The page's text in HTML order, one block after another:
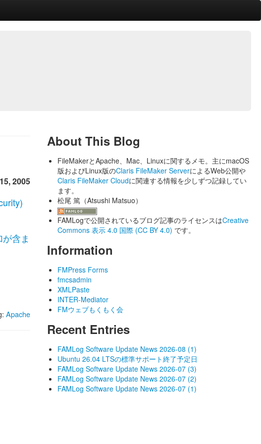
2005
含ま
Apache
About This Blog
FileMakerとApache、Mac、Linuxに関するメモ。主にmacOS
版およびLinux版のClaris FileMaker ServerによるWeb公開や
Claris FileMaker Cloudに関連する情報を少しずつ記録してい
ます。
松尾 篤（Atsushi Matsuo）
FAMLogで公開されているブログ記事のライセンスはCreative
Commons 表示 4.0 国際 (CC BY 4.0) です。
Information
FMPress Forms
fmcsadmin
XMLPaste
INTER-Mediator
FMウェブもくもく会
Recent Entries
FAMLog Software Update News 2026-08 (1)
Ubuntu 26.04 LTSの標準サポート終了予定日
FAMLog Software Update News 2026-07 (3)
FAMLog Software Update News 2026-07 (2)
FAMLog Software Update News 2026-07 (1)